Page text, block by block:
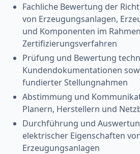
Fachliche Bewertung der
von Erzeugungsanlagen,
und Komponenten im
Zertifizierungsverfahren
Prüfung und Bewertung
Kundendokumentationen
fundierter Stellungnahmen
Abstimmung und
Planern, Herstellern und
Durchführung und
elektrischer Eigenschaften
Erzeugungsanlagen